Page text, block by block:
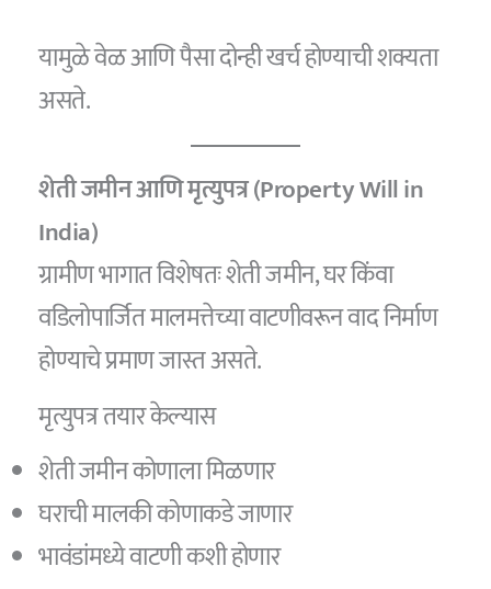
यामुळे वेळ आणि पैसा दोन्ही खर्च होण्याची शक्यता
असते.
शेती जमीन आणि मृत्युपत्र (Property Will in
India)
ग्रामीण भागात विशेषतः शेती जमीन, घर किंवा
वडिलोपार्जित मालमत्तेच्या वाटणीवरून वाद निर्माण
होण्याचे प्रमाण जास्त असते.
मृत्युपत्र तयार केल्यास
शेती जमीन कोणाला मिळणार
घराची मालकी कोणाकडे जाणार
भावंडांमध्ये वाटणी कशी होणार